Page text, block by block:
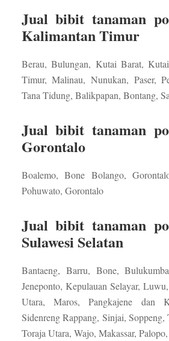
Jual bibit tanaman
Kalimantan Timur
Berau, Bulungan, Kutai Barat,
Timur, Malinau, Nunukan, Paser,
Tana Tidung, Balikpapan, Bontang,
Jual bibit tanaman
Gorontalo
Boalemo, Bone Bolango,
Pohuwato, Gorontalo
Jual bibit tanaman
Sulawesi Selatan
Bantaeng, Barru, Bone,
Jeneponto, Kepulauan Selayar,
Utara, Maros, Pangkajene dan
Sidenreng Rappang, Sinjai, Soppeng,
Toraja Utara, Wajo, Makassar,